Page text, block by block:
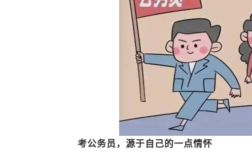
考公务员，源于自己的一点情怀